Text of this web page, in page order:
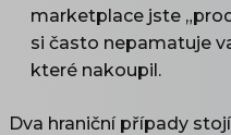
marketplace jste
si často nepamatuje
které nakoupil.
Dva hraniční případy